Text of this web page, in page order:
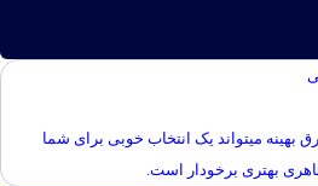
بهینه میتواند یک انتخاب خوبی برای شما
بهتری برخودار است.